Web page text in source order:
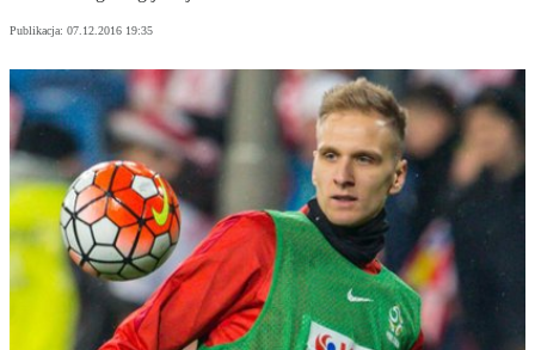
Publikacja: 07.12.2016 19:35